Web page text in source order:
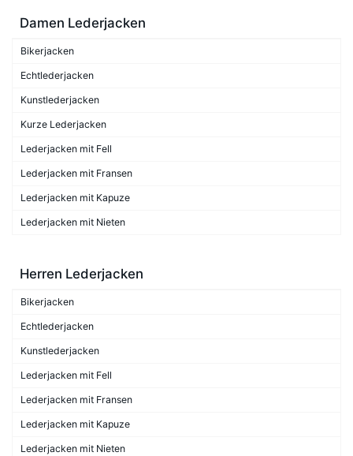
Damen Lederjacken
Bikerjacken
Echtlederjacken
Kunstlederjacken
Kurze Lederjacken
Lederjacken mit Fell
Lederjacken mit Fransen
Lederjacken mit Kapuze
Lederjacken mit Nieten
Herren Lederjacken
Bikerjacken
Echtlederjacken
Kunstlederjacken
Lederjacken mit Fell
Lederjacken mit Fransen
Lederjacken mit Kapuze
Lederjacken mit Nieten